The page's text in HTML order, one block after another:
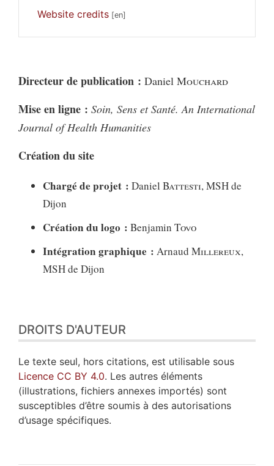
Website credits
Directeur de publication : Daniel Mouchard
Mise en ligne : Soin, Sens et Santé. An International
Journal of Health Humanities
Création du site
Chargé de projet : Daniel Battesti, MSH de
Dijon
Création du logo : Benjamin Tovo
Intégration graphique : Arnaud Millereux,
MSH de Dijon
DROITS D'AUTEUR
Le texte seul, hors citations, est utilisable sous
Licence CC BY 4.0. Les autres éléments
(illustrations, fichiers annexes importés) sont
susceptibles d’être soumis à des autorisations
d’usage spécifiques.